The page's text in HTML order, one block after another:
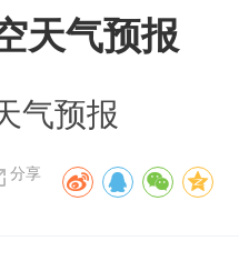
天气预报
气预报
分享